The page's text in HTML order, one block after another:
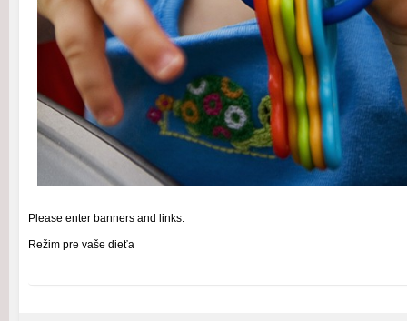
Please enter banners and links.
Režim pre vaše dieťa